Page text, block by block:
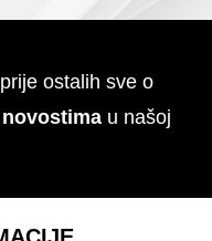
ostalih sve o
u našoj